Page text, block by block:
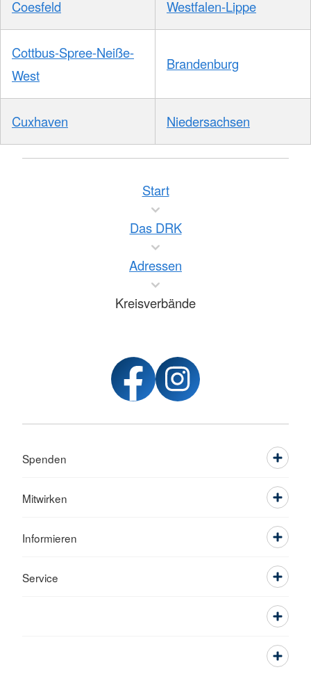
Coesfeld Westfalen-Lippe
Cottbus-Spree-Neiße-
West
Brandenburg
Cuxhaven Niedersachsen
Start
Das DRK
Adressen
Kreisverbände
Spenden
Mitwirken
Informieren
Service